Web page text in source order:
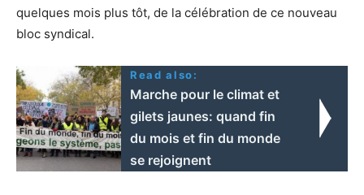
quelques mois plus tôt, de la célébration de ce nouveau
bloc syndical.
Read also:
Marche pour le climat et
gilets jaunes: quand fin
du mois et fin du monde
se rejoignent